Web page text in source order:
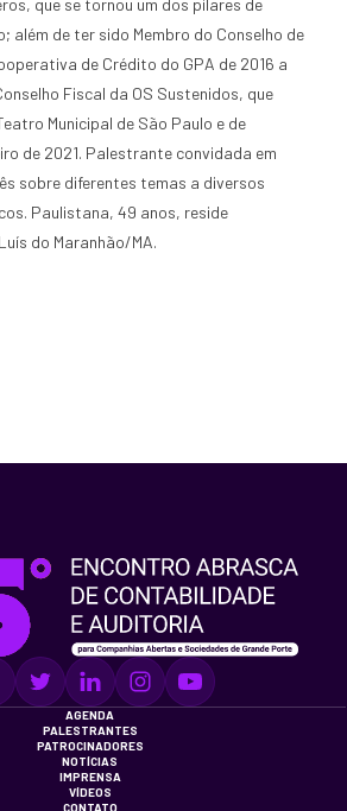
que se tornou um dos pilares de
além de ter sido Membro do Conselho de
de Crédito do GPA de 2016 a
Fiscal da OS Sustenidos, que
Municipal de São Paulo e de
de 2021. Palestrante convidada em
sobre diferentes temas a diversos
Paulistana, 49 anos, reside
do Maranhão/MA.
AGENDA
PALESTRANTES
PATROCINADORES
NOTÍCIAS
IMPRENSA
VÍDEOS
CONTATO